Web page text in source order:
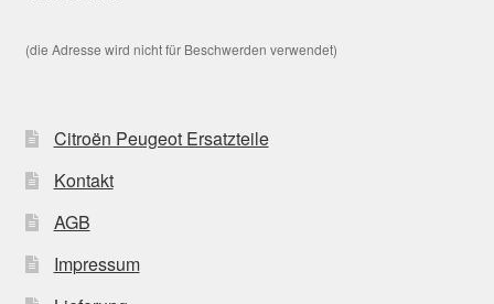
(die Adresse wird nicht für Beschwerden verwendet)
Citroën Peugeot Ersatzteile
Kontakt
AGB
Impressum